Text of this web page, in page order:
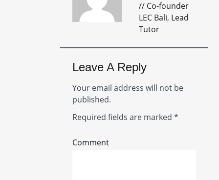
// Co-founder
LEC Bali, Lead
Tutor
Leave A Reply
Your email address will not be
published.
Required fields are marked*
Comment